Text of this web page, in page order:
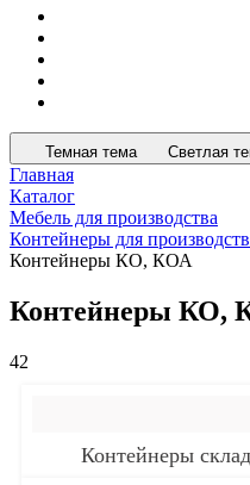
Темная тема Светлая
Главная
Каталог
Мебель для производства
Контейнеры для
Контейнеры КО, КОА
Контейнеры КО,
42
Контейнеры